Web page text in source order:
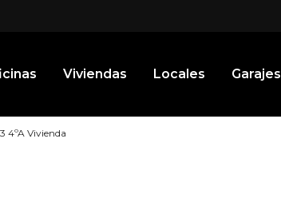
Viviendas Locales Garajes
4ºA Vivienda